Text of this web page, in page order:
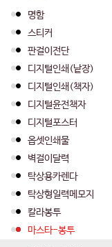
명함
스티커
판걸이전단
디지털인쇄(낱장)
디지털인쇄(책자)
디지털윤전책자
디지털포스터
옵셋인쇄물
벽걸이달력
탁상용카렌다
탁상형일력메모지
칼라봉투
마스타-봉투